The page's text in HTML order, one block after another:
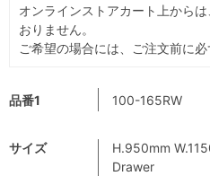
品番1 100-165RW
サイズ
H.950mm
Drawer
オンラインストアカート上から
おりません。
ご希望の場合には、ご注文前に必